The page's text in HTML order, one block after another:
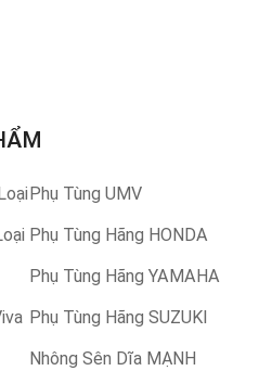
Phụ Tùng UMV
Phụ Tùng Hãng HONDA
Phụ Tùng Hãng YAMAHA
Phụ Tùng Hãng SUZUKI
Nhông Sên Dĩa MẠNH